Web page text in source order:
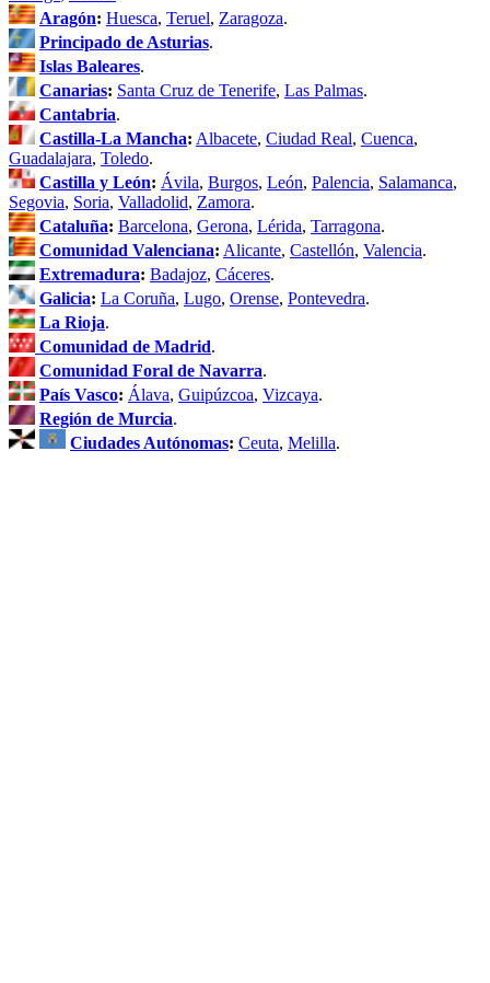
Aragón: Huesca, Teruel, Zaragoza.
Principado de Asturias.
Islas Baleares.
Canarias: Santa Cruz de Tenerife, Las Palmas.
Cantabria.
Castilla-La Mancha: Albacete, Ciudad Real, Cuenca,
Guadalajara, Toledo.
Castilla y León: Ávila, Burgos, León, Palencia, Salamanca,
Segovia, Soria, Valladolid, Zamora.
Cataluña: Barcelona, Gerona, Lérida, Tarragona.
Comunidad Valenciana: Alicante, Castellón, Valencia.
Extremadura: Badajoz, Cáceres.
Galicia: La Coruña, Lugo, Orense, Pontevedra.
La Rioja.
Comunidad de Madrid.
Comunidad Foral de Navarra.
País Vasco: Álava, Guipúzcoa, Vizcaya.
Región de Murcia.
Ciudades Autónomas: Ceuta, Melilla.